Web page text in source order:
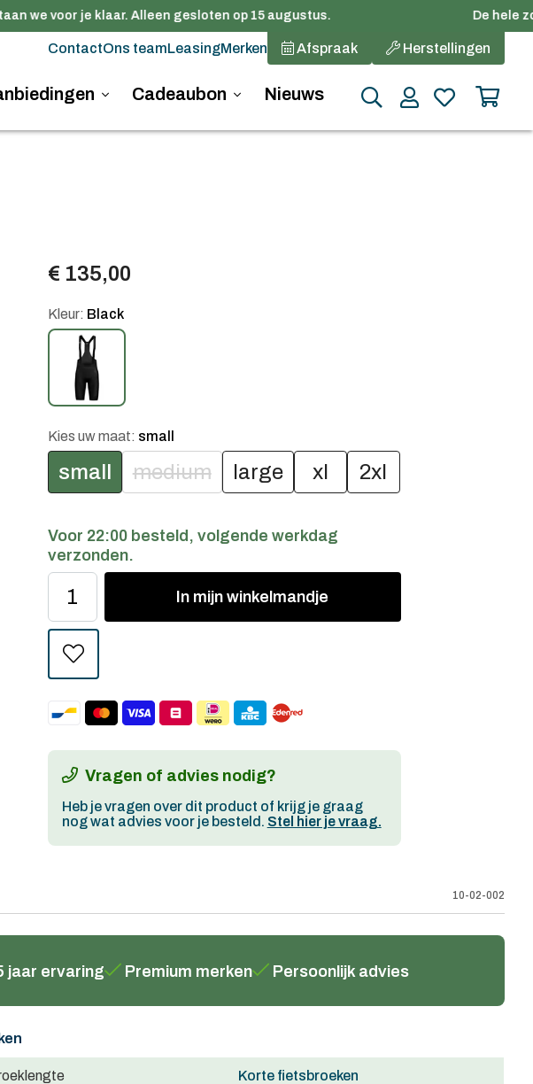
we voor je klaar. Alleen gesloten op 15 augustus. De hele
ContactOns teamLeasingMerken Afspraak Herstellingen
Cadeaubon Nieuws
€ 135,00
Kleur: Black
Kies uw maat: small
small medium large xl 2xl
Voor 22:00 besteld, volgende werkdag
verzonden.
In mijn winkelmandje
Vragen of advies nodig?
Heb je vragen over dit product of krijg je graag
nog wat advies voor je besteld. Stel hier je vraag.
10-02-002
jaar ervaring Premium merken Persoonlijk advies
Korte fietsbroeken